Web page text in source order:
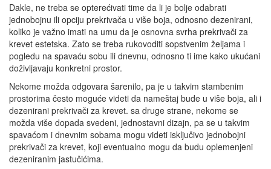
Dakle, ne treba se opterećivati time da li je bolje odabrati
jednobojnu ili opciju prekrivača u više boja, odnosno dezenirani,
koliko je važno imati na umu da je osnovna svrha prekrivači za
krevet estetska. Zato se treba rukovoditi sopstvenim željama i
pogledu na spavaću sobu ili dnevnu, odnosno ti ime kako ukućani
doživljavaju konkretni prostor.
Nekome možda odgovara šarenilo, pa je u takvim stambenim
prostorima često moguće videti da nameštaj bude u više boja, ali i
dezenirani prekrivači za krevet. sa druge strane, nekome se
možda više dopada svedeni, jednostavni dizajn, pa se u takvim
spavaćom i dnevnim sobama mogu videti isključivo jednobojni
prekrivači za krevet, koji eventualno mogu da budu oplemenjeni
dezeniranim jastučićima.